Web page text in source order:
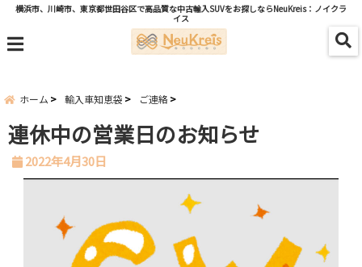
横浜市、川崎市、東京都世田谷区で高品質な中古輸入SUVをお探しならNeuKreis：ノイクラ
イス
menu
ホーム 輸入車知恵袋 ご連絡
連休中の営業日のお知らせ
2022年4月30日